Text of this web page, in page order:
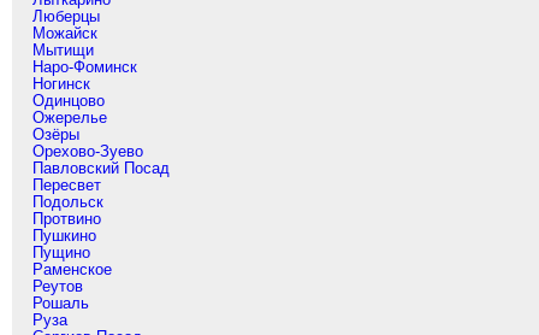
Люберцы
Можайск
Мытищи
Наро-Фоминск
Ногинск
Одинцово
Ожерелье
Озёры
Орехово-Зуево
Павловский Посад
Пересвет
Подольск
Протвино
Пушкино
Пущино
Раменское
Реутов
Рошаль
Руза